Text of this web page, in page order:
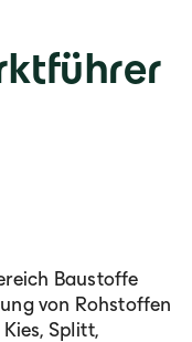
Baustoffe
von Rohstoffen
Splitt,